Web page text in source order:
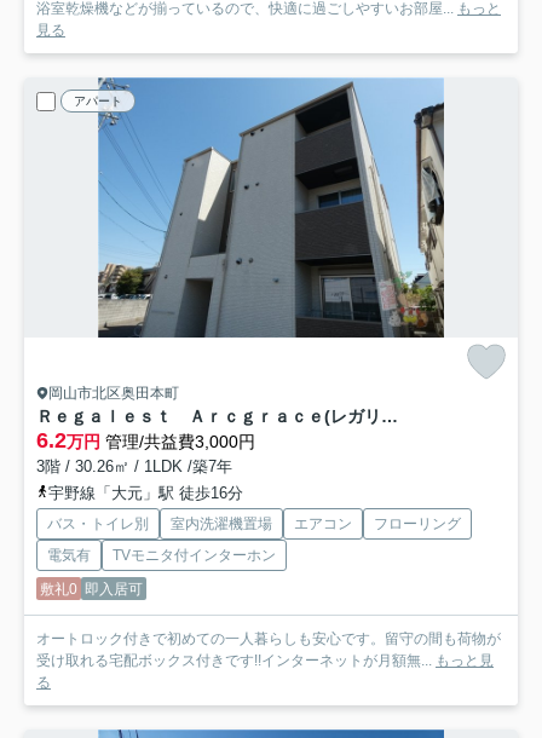
浴室乾燥機などが揃っているので、快適に過ごしやすいお部屋... もっと
見る
アパート
岡山市北区奥田本町
Ｒｅｇａｌｅｓｔ Ａｒｃｇｒａｃｅ(レガリストアルクグレイス)
6.2万円 管理/共益費3,000円
3階 / 30.26㎡ / 1LDK /築7年
宇野線「大元」駅 徒歩16分
バス・トイレ別 室内洗濯機置場 エアコン
フローリング
電気有
TVモニタ付インターホン
敷礼0 即入居可
オートロック付きで初めての一人暮らしも安心です。留守の間も荷物が
受け取れる宅配ボックス付きです!!インターネットが月額無... もっと見
る